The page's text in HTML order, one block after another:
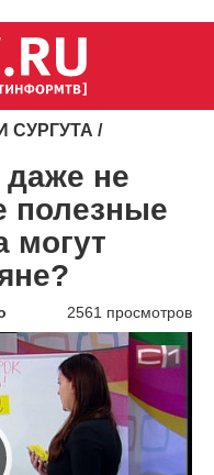
СУРГУТА /
даже не
полезные
могут
2561 просмотров